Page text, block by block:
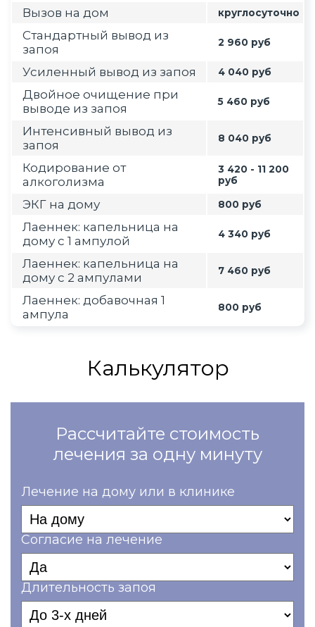
Вызов на дом круглосуточно
Стандартный вывод из
запоя
2 960 руб
Усиленный вывод из запоя 4 040 руб
Двойное очищение при
выводе из запоя
5 460 руб
Интенсивный вывод из
запоя
8 040 руб
Кодирование от
алкоголизма
3 420 - 11 200
руб
ЭКГ на дому 800 руб
Лаеннек: капельница на
дому с 1 ампулой
4 340 руб
Лаеннек: капельница на
дому с 2 ампулами
7 460 руб
Лаеннек: добавочная 1
ампула
800 руб
Калькулятор
Рассчитайте стоимость
лечения за одну минуту
Лечение на дому или в клинике
Согласие на лечение
Длительность запоя